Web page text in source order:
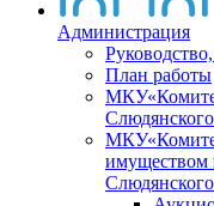
Администрация
План работы
имуществом